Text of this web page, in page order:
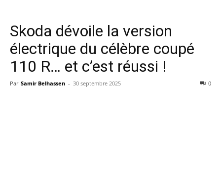
Skoda dévoile la version
électrique du célèbre coupé
110 R… et c’est réussi !
Par Samir Belhassen - 30 septembre 2025 0